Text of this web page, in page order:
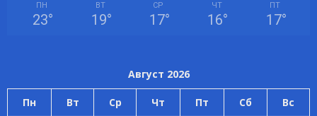
ПН
23°
ВТ
19°
СР
17°
ЧТ
16°
ПТ
17°
Август 2026
Пн Вт Ср Чт Пт Сб Вс